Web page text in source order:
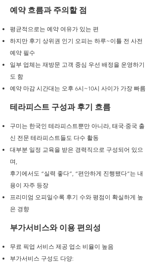
예약 흐름과 주의할 점
평균적으로는 예약 여유가 있는 편
하지만 후기 상위권 인기 오피는 하루~이틀 전 사전
예약 필수
일부 업체는 재방문 고객 중심 우선 배정을 운영하기
도 함
예약 마감 시간대는 오후 6시~10시 사이가 가장 빠름
테라피스트 구성과 후기 흐름
구미는 한국인 테라피스트뿐만 아니라, 태국·중국 출
신 전문 테라피스트들도 다수 활동
대부분 일정 교육을 받은 경력직으로 구성되어 있으
며,
후기에서도 “실력 좋다”, “편안하게 진행됐다”는 내
용이 자주 등장
프리미엄 오피일수록 후기 수와 평점이 확실하게 높
은 경향
부가서비스와 이용 편의성
무료 픽업 서비스 제공 업소 비율이 높음
부가서비스 구성도 다양: